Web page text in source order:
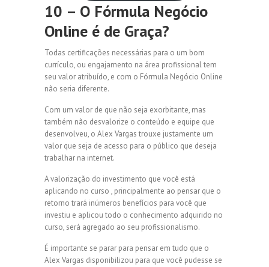
10 – O Fórmula Negócio
Online é de Graça?
Todas certificações necessárias para o um bom
currículo, ou engajamento na área profissional tem
seu valor atribuído, e com o Fórmula Negócio Online
não seria diferente.
Com um valor de que não seja exorbitante, mas
também não desvalorize o conteúdo e equipe que
desenvolveu, o Alex Vargas trouxe justamente um
valor que seja de acesso para o público que deseja
trabalhar na internet.
A valorização do investimento que você está
aplicando no curso , principalmente ao pensar que o
retorno trará inúmeros benefícios para você que
investiu e aplicou todo o conhecimento adquirido no
curso, será agregado ao seu profissionalismo.
É importante se parar para pensar em tudo que o
Alex Vargas disponibilizou para que você pudesse se